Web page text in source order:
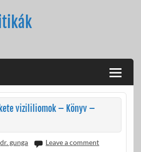
vizililiomok – Könyv –
dr. gunga Leave a comment